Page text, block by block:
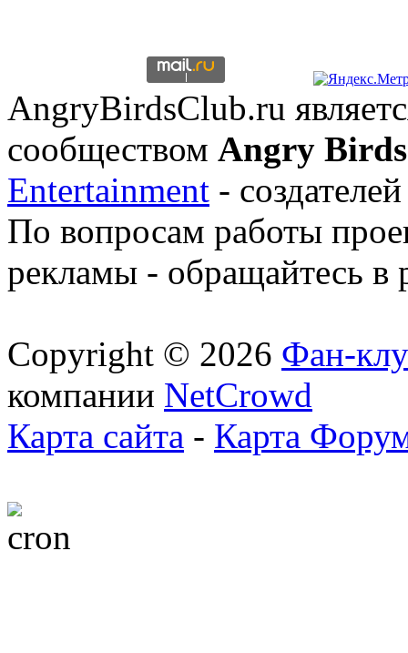
AngryBirdsClub.ru
сообществом Angry Birds
Entertainment -
По вопросам работы
рекламы - обращайтесь в
Copyright © 2026 Фан-
компании NetCrowd
Карта сайта - Карта